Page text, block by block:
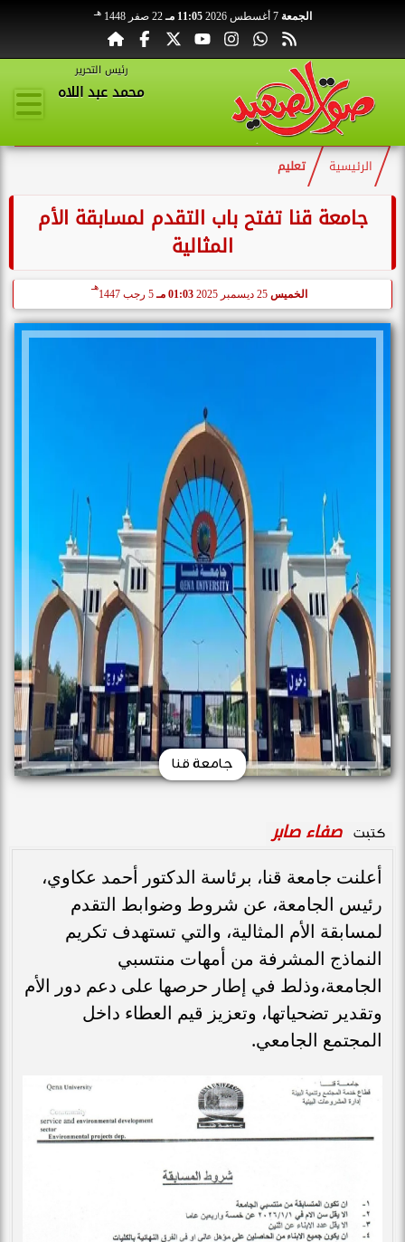
الجمعة 7 أغسطس 2026 11:05 مـ 22 صفر 1448 هـ
رئيس التحرير
محمد عبد اللاه
الرئيسية تعليم
جامعة قنا تفتح باب التقدم لمسابقة الأم
المثالية
الخميس 25 ديسمبر 2025 01:03 مـ 5 رجب 1447
هـ
جامعة قنا
كتبت صفاء صابر
أعلنت جامعة قنا، برئاسة الدكتور أحمد عكاوي،
رئيس الجامعة، عن شروط وضوابط التقدم
لمسابقة الأم المثالية، والتي تستهدف تكريم
النماذج المشرفة من أمهات منتسبي
الجامعة،وذلط في إطار حرصها على دعم دور الأم
وتقدير تضحياتها، وتعزيز قيم العطاء داخل
المجتمع الجامعي.